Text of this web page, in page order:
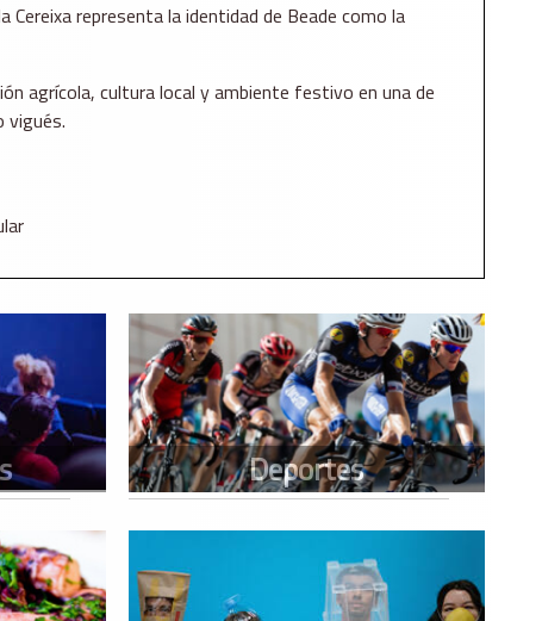
representa la identidad de Beade como la
agrícola, cultura local y ambiente festivo en una de
vigués.